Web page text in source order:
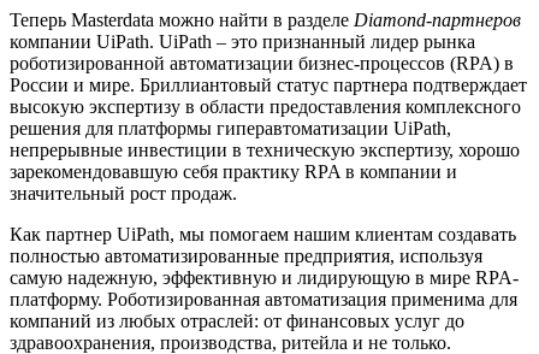
Теперь Masterdata можно найти в разделе Diamond-партнеров
компании UiPath. UiPath – это признанный лидер рынка
роботизированной автоматизации бизнес-процессов (RPA) в
России и мире. Бриллиантовый статус партнера подтверждает
высокую экспертизу в области предоставления комплексного
решения для платформы гиперавтоматизации UiPath,
непрерывные инвестиции в техническую экспертизу, хорошо
зарекомендовавшую себя практику RPA в компании и
значительный рост продаж.
Как партнер UiPath, мы помогаем нашим клиентам создавать
полностью автоматизированные предприятия, используя
самую надежную, эффективную и лидирующую в мире RPA-
платформу. Роботизированная автоматизация применима для
компаний из любых отраслей: от финансовых услуг до
здравоохранения, производства, ритейла и не только.